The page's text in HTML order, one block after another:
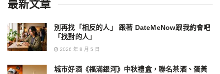
最新文章
別再找「相反的人」 跟著 DateMeNow跟我約會吧
「找對的人」
2026 年 8 月 5 日
城市好酒《福滿銀河》中秋禮盒，聯名茶酒、蛋黃